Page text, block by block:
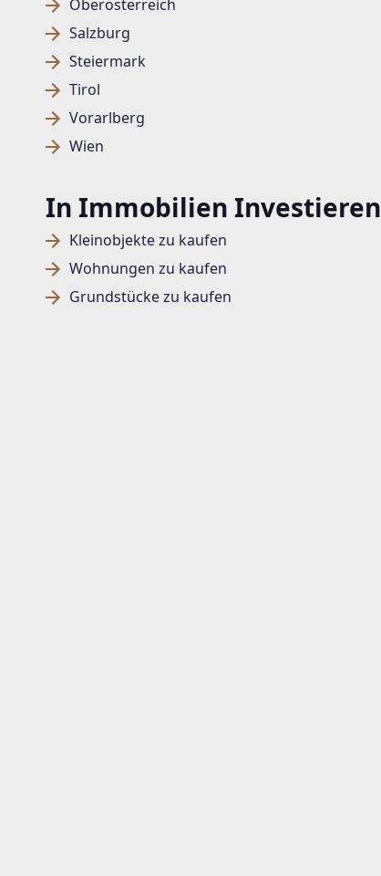
Oberösterreich
Salzburg
Steiermark
Tirol
Vorarlberg
Wien
In Immobilien Investieren
Kleinobjekte zu kaufen
Wohnungen zu kaufen
Grundstücke zu kaufen